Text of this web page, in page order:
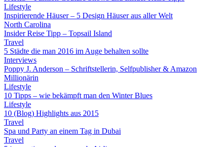
Lifestyle
Inspirierende Häuser – 5 Design Häuser aus aller Welt
North Carolina
Insider Reise Tipp – Topsail Island
Travel
5 Städte die man 2016 im Auge behalten sollte
Interviews
Poppy J. Anderson – Schriftstellerin, Selfpublisher & Amazon
Millionärin
Lifestyle
10 Tipps – wie bekämpft man den Winter Blues
Lifestyle
10 (Blog) Highlights aus 2015
Travel
Spa und Party an einem Tag in Dubai
Travel